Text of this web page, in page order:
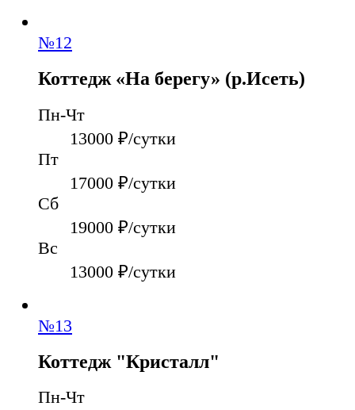
№12
Коттедж «На берегу» (р.Исеть)
Пн-Чт
13000 ₽/сутки
Пт
17000 ₽/сутки
Сб
19000 ₽/сутки
Вс
13000 ₽/сутки
№13
Коттедж "Кристалл"
Пн-Чт